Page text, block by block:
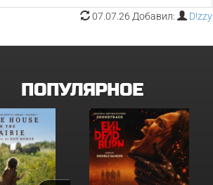
07.07.26 Добавил: D!zzy
ПОПУЛЯРНОЕ